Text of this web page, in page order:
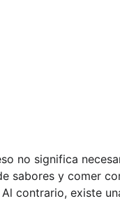
no significa
sabores y comer
Al contrario, existe